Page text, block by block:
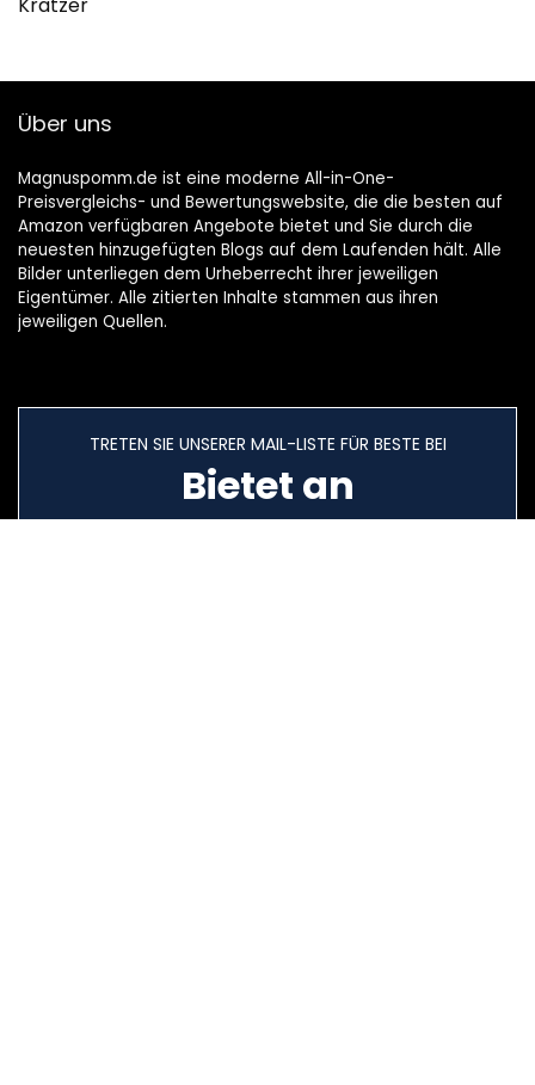
Über uns
Magnuspomm.de ist eine moderne All-in-One-
Preisvergleichs- und Bewertungswebsite, die die besten auf
Amazon verfügbaren Angebote bietet und Sie durch die
neuesten hinzugefügten Blogs auf dem Laufenden hält. Alle
Bilder unterliegen dem Urheberrecht ihrer jeweiligen
Eigentümer. Alle zitierten Inhalte stammen aus ihren
jeweiligen Quellen.
TRETEN SIE UNSERER MAIL-LISTE FÜR BESTE BEI
Bietet an